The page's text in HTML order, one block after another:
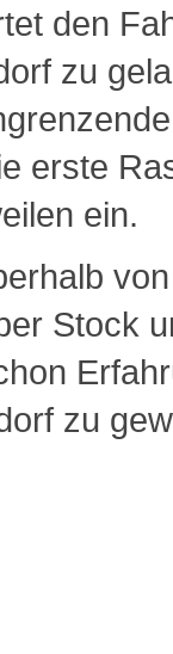
den
zu
erste
ein.
Stock
zu